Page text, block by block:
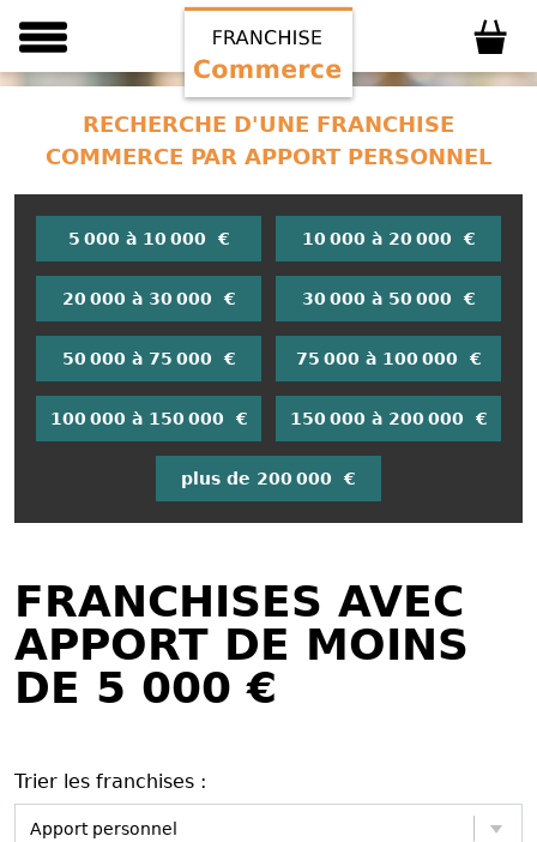
RECHERCHE D'UNE FRANCHISE
COMMERCE PAR APPORT PERSONNEL
5 000 à 10 000 € 10 000 à 20 000 €
20 000 à 30 000 € 30 000 à 50 000 €
50 000 à 75 000 € 75 000 à 100 000 €
100 000 à 150 000 € 150 000 à 200 000 €
plus de 200 000 €
FRANCHISES AVEC
APPORT DE MOINS
DE 5 000 €
Trier les franchises :